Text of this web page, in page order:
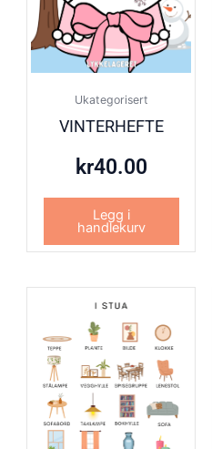
Ukategorisert
VINTERHEFTE
kr40.00
Legg i
handlekurv